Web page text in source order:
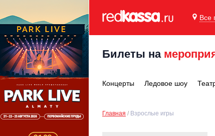
Все
Билеты на
Концерты Ледовое шоу
Главная Взрослые игры